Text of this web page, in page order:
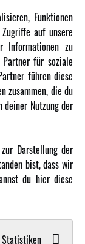
Funktionen
auf unsere
Informationen zu
für soziale
führen diese
zusammen, die du
Nutzung der
Darstellung der
bist, dass wir
du hier diese
Statistiken